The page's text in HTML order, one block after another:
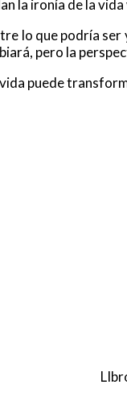
la ironía de la
lo que podría
pero la
puede